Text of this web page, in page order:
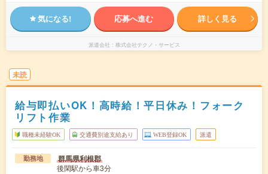
気になる! 応募へ進む 詳しく見る
派遣会社 株式会社テクノ・サービス
未読
給与即払いOK！高時給！平日休み！フォーク
リフト作業
職種未経験OK 交通費別途支給あり WEB登録OK 派遣
勤務地 群馬県利根郡
後閑駅から車3分